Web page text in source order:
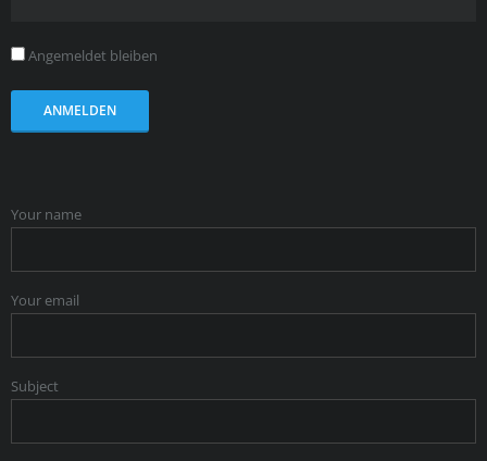
Angemeldet bleiben
Your name
Your email
Subject